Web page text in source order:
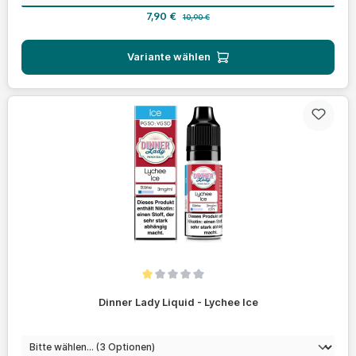
Verkaufspreis:
7,90 € 10,90 €
Variante wählen
Dinner Lady Liquid - Lychee Ice
Nikotinstärkeauswählen